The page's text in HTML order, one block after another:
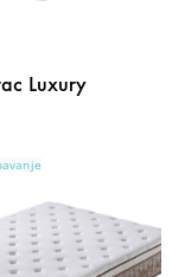
Luxury
LISTU
ŽELJA